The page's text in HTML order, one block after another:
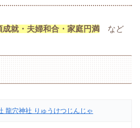
就・夫婦和合・家庭円満 など
龍穴神社 りゅうけつじんじゃ